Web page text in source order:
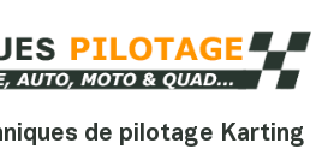
de pilotage Karting